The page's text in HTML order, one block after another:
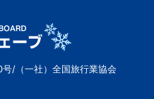
/（一社）全国旅行業協会